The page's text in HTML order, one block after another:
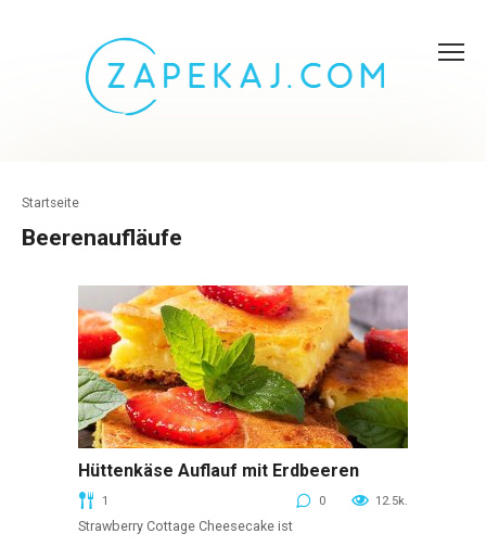
Startseite
Beerenaufläufe
Hüttenkäse Auflauf mit Erdbeeren
1 0 12.5k.
Strawberry Cottage Cheesecake ist